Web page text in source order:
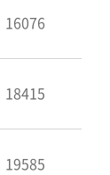
16076
18415
19585